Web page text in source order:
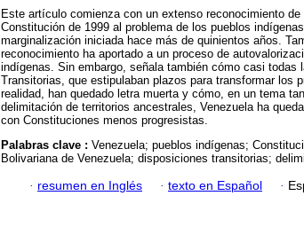
Este artículo comienza con un extenso reconocimiento
Constitución de 1999 al problema de los pueblos
marginalización iniciada hace más de quinientos años.
reconocimiento ha aportado a un proceso de
indígenas. Sin embargo, señala también cómo casi todas
Transitorias, que estipulaban plazos para transformar los
realidad, han quedado letra muerta y cómo, en un tema
delimitación de territorios ancestrales, Venezuela ha
con Constituciones menos progresistas.
Palabras clave : Venezuela; pueblos indígenas;
Bolivariana de Venezuela; disposiciones transitorias;
· resumen en Inglés · texto en Español ·